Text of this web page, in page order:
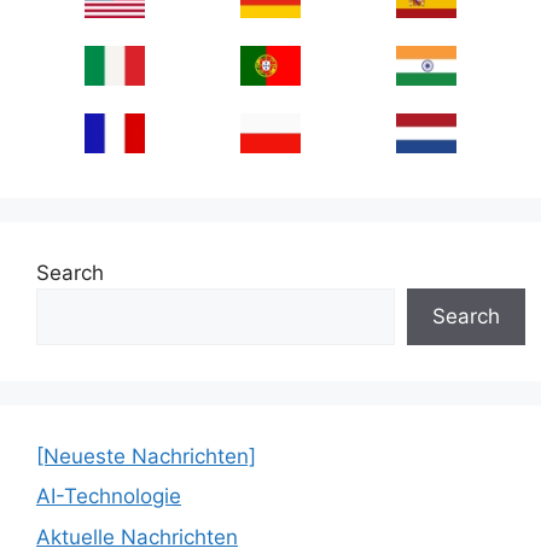
Search
Search
[Neueste Nachrichten]
AI-Technologie
Aktuelle Nachrichten